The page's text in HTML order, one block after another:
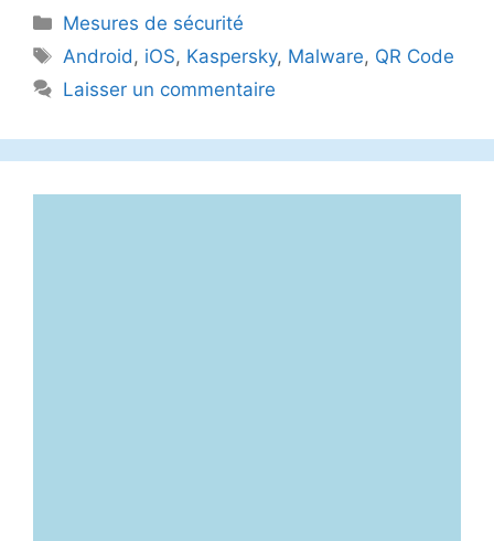
Catégories
Mesures de sécurité
Étiquettes
Android , iOS, Kaspersky, Malware, QR Code
Laisser un commentaire